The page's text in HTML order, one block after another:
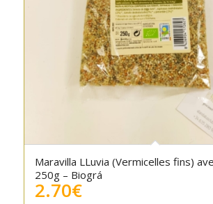
Maravilla LLuvia (Vermicelles fins)
250g – Biográ
2.70€